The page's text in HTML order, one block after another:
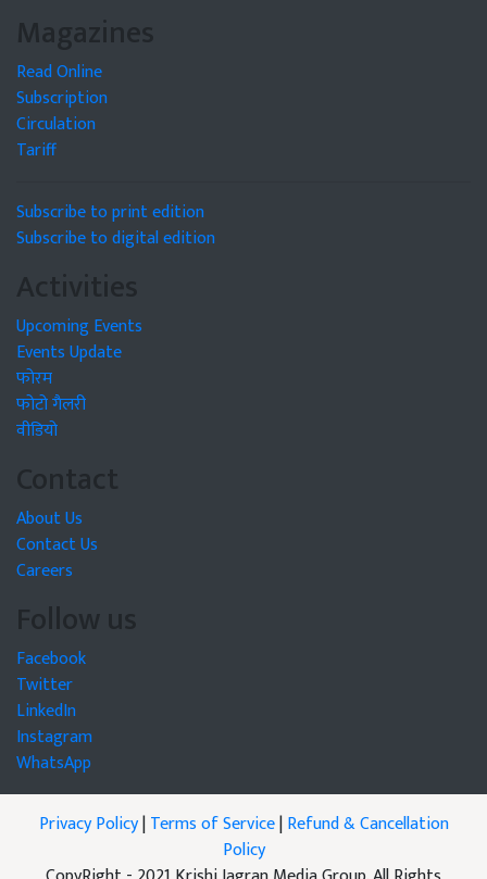
Magazines
Read Online
Subscription
Circulation
Tariff
Subscribe to print edition
Subscribe to digital edition
Activities
Upcoming Events
Events Update
फोरम
फोटो गैलरी
वीडियो
Contact
About Us
Contact Us
Careers
Follow us
Facebook
Twitter
LinkedIn
Instagram
WhatsApp
Privacy Policy|Terms of Service|Refund & Cancellation
Policy